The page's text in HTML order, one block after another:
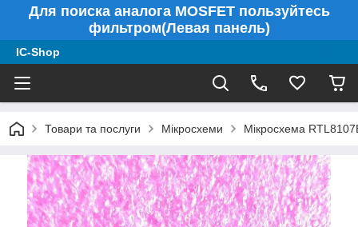
Для поиска аналога MOSFET пользуйтесь
фильтром(Левая панель)
IC-Shop
Товари та послуги Мікросхеми Мікросхема